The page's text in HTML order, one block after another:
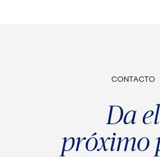
CONTACTO
Da el
próximo